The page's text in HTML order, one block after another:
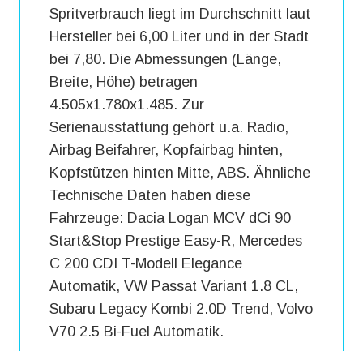
Spritverbrauch liegt im Durchschnitt laut
Hersteller bei 6,00 Liter und in der Stadt
bei 7,80. Die Abmessungen (Länge,
Breite, Höhe) betragen
4.505x1.780x1.485. Zur
Serienausstattung gehört u.a. Radio,
Airbag Beifahrer, Kopfairbag hinten,
Kopfstützen hinten Mitte, ABS. Ähnliche
Technische Daten haben diese
Fahrzeuge: Dacia Logan MCV dCi 90
Start&Stop Prestige Easy-R, Mercedes
C 200 CDI T-Modell Elegance
Automatik, VW Passat Variant 1.8 CL,
Subaru Legacy Kombi 2.0D Trend, Volvo
V70 2.5 Bi-Fuel Automatik.